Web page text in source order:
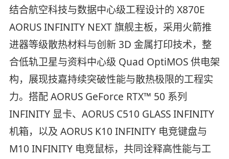
结合航空科技与数据中心级工程设计的 X870E
AORUS INFINITY NEXT 旗舰主板，采用火箭推
进器等级散热材料与创新 3D 金属打印技术，整
合低轨卫星与资料中心级 Quad OptiMOS 供电架
构，展现技嘉持续突破性能与散热极限的工程实
力。搭配 AORUS GeForce RTX™ 50 系列
INFINITY 显卡、AORUS C510 GLASS INFINITY
机箱，以及 AORUS K10 INFINITY 电竞键盘与
M10 INFINITY 电竞鼠标，共同诠释高性能与工